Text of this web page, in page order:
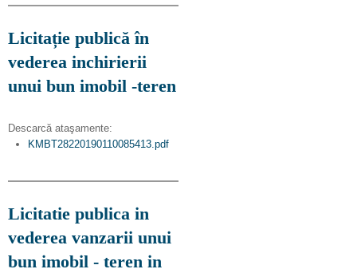
Licitație publică în
vederea inchirierii
unui bun imobil -teren
Descarcă ataşamente:
KMBT28220190110085413.pdf
Licitatie publica in
vederea vanzarii unui
bun imobil - teren in